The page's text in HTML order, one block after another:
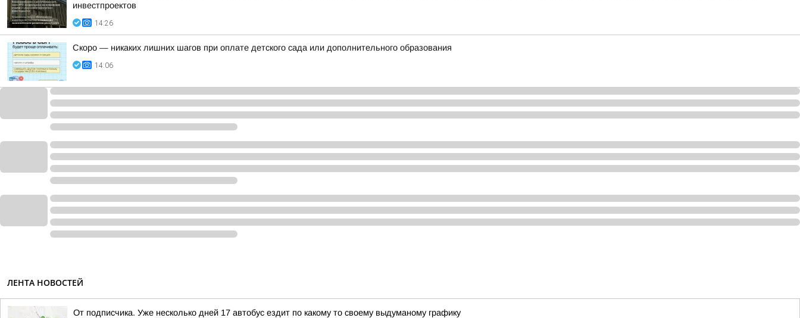
инвестпроектов
14:26
Скоро — никаких лишних шагов при оплате детского сада или дополнительного образования
14:06
ЛЕНТА НОВОСТЕЙ
От подписчика. Уже несколько дней 17 автобус ездит по какому то своему выдуманому графику